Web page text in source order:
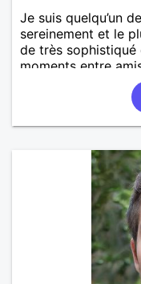
Je suis quelqu’un
sereinement et le
de très sophistiqué
moments entre
cigarettes 😊 Je
plus mais après